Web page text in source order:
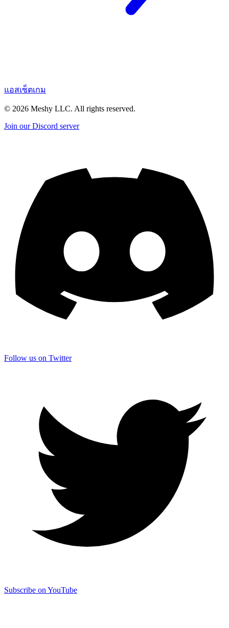
แอสเซ็ตเกม
© 2026 Meshy LLC. All rights reserved.
Join our Discord server
Follow us on Twitter
Subscribe on YouTube